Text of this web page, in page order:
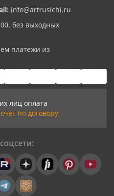
info@artrusichi.ru
без выходных
платежи из
лиц оплата
по договору